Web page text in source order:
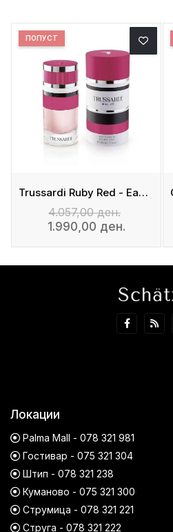
Trussardi Ruby Red - Eau De Parfum
ПОПУСТ
4.057,00 ден.
1.990,00 ден.
Локации
Palma Mall - 078 321 981
Гостивар - 075 321 304
Штип - 078 321 238
Куманово - 075 321 300
Струмица - 078 321 221
Струга - 078 321 222